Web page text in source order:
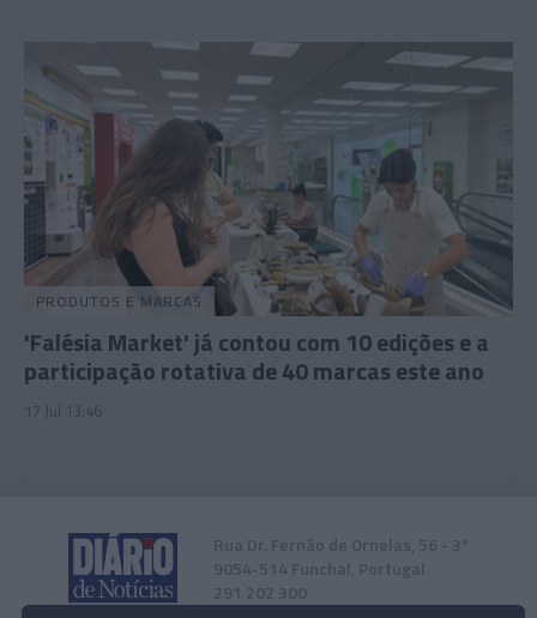
PRODUTOS E MARCAS
'Falésia Market' já contou com 10 edições e a
participação rotativa de 40 marcas este ano
17 Jul 13:46
Rua Dr. Fernão de Ornelas, 56 - 3º
9054-514 Funchal, Portugal
291 202 300